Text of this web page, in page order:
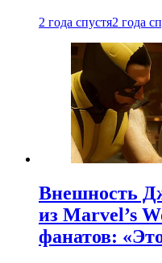
2 года спустя2 года
Внешность
из Marvel’s
фанатов: